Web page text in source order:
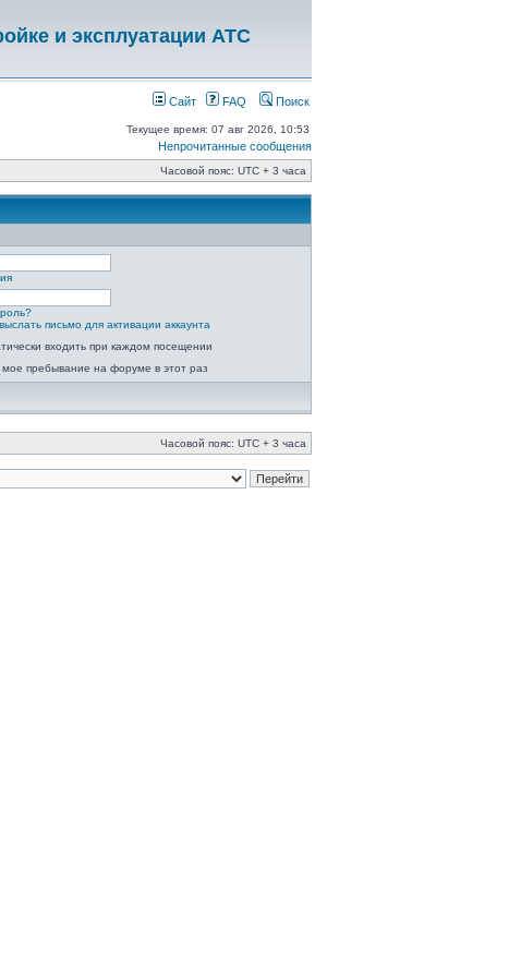
и эксплуатации АТС
Сайт FAQ Поиск
Текущее время: 07 авг 2026, 10:53
Непрочитанные сообщения
Часовой пояс: UTC + 3 часа
письмо для активации аккаунта
входить при каждом посещении
мое пребывание на форуме в этот раз
Часовой пояс: UTC + 3 часа